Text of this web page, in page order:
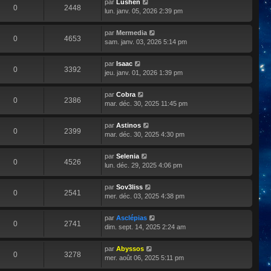
0 2448
par Lushen
lun. janv. 05, 2026 2:39 pm
0 4653
par Mermedia
sam. janv. 03, 2026 5:14 pm
0 3392
par Isaac
jeu. janv. 01, 2026 1:39 pm
0 2386
par Cobra
mar. déc. 30, 2025 11:45 pm
0 2399
par Astinos
mar. déc. 30, 2025 4:30 pm
0 4526
par Selenia
lun. déc. 29, 2025 4:06 pm
0 2541
par Sov3liss
mer. déc. 03, 2025 4:38 pm
0 2741
par Asclépias
dim. sept. 14, 2025 2:24 am
0 3278
par Abyssos
mer. août 06, 2025 5:11 pm